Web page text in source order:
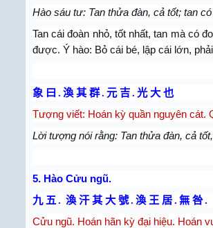
Hào sáu tư: Tan thửa đàn, cả tốt; tan
Tan cái đoàn nhỏ, tốt nhất, tan mà có
được. Ý hào: Bỏ cái bé, lập cái lớn,
象 曰 . 渙 其 群. 元 吉. 光 大 也
Tượng viết: Hoán kỳ quần nguyên cát.
Lời tượng nói rằng: Tan thửa đàn, cả
5. Hào Cửu ngũ.
九 五 . 渙 汗 其 大 號. 渙 王 居. 無 咎.
Cửu ngũ. Hoán hãn kỳ đại hiệu. Hoán